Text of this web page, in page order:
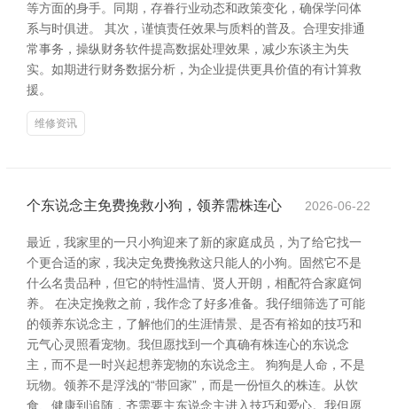
等方面的身手。同期，存眷行业动态和政策变化，确保学问体
系与时俱进。 其次，谨慎责任效果与质料的普及。合理安排通
常事务，操纵财务软件提高数据处理效果，减少东谈主为失
实。如期进行财务数据分析，为企业提供更具价值的有计算救
援。
维修资讯
个东说念主免费挽救小狗，领养需株连心 2026-06-22
最近，我家里的一只小狗迎来了新的家庭成员，为了给它找一
个更合适的家，我决定免费挽救这只能人的小狗。固然它不是
什么名贵品种，但它的特性温情、贤人开朗，相配符合家庭饲
养。 在决定挽救之前，我作念了好多准备。我仔细筛选了可能
的领养东说念主，了解他们的生涯情景、是否有裕如的技巧和
元气心灵照看宠物。我但愿找到一个真确有株连心的东说念
主，而不是一时兴起想养宠物的东说念主。 狗狗是人命，不是
玩物。领养不是浮浅的“带回家”，而是一份恒久的株连。从饮
食、健康到追随，齐需要主东说念主进入技巧和爱心。我但愿